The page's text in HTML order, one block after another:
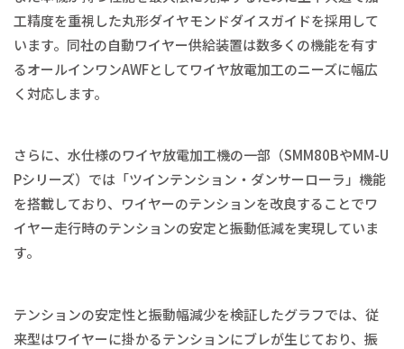
工精度を重視した丸形ダイヤモンドダイスガイドを採用して
います。同社の自動ワイヤー供給装置は数多くの機能を有す
るオールインワンAWFとしてワイヤ放電加工のニーズに幅広
く対応します。
さらに、水仕様のワイヤ放電加工機の一部（SMM80BやMM-U
Pシリーズ）では「ツインテンション・ダンサーローラ」機能
を搭載しており、ワイヤーのテンションを改良することでワ
イヤー走行時のテンションの安定と振動低減を実現していま
す。
テンションの安定性と振動幅減少を検証したグラフでは、従
来型はワイヤーに掛かるテンションにブレが生じており、振